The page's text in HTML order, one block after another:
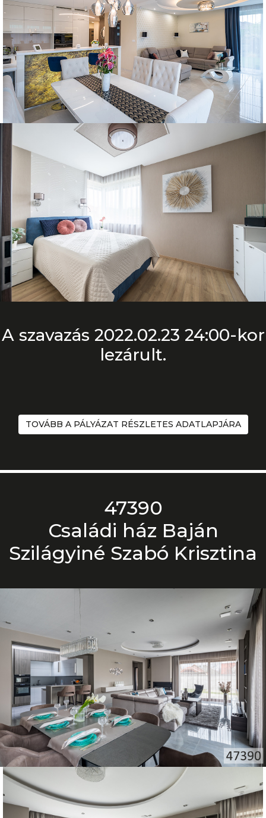
A szavazás 2022.02.23 24:00-kor
lezárult.
TOVÁBB A PÁLYÁZAT RÉSZLETES ADATLAPJÁRA
47390
Családi ház Baján
Szilágyiné Szabó Krisztina